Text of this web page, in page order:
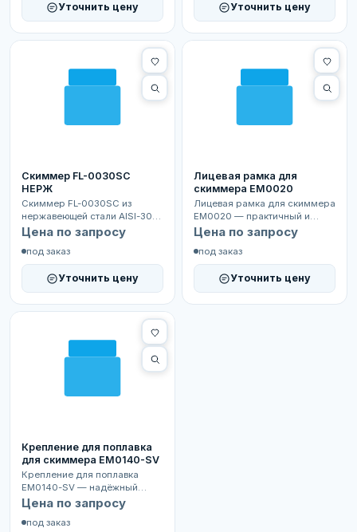
Уточнить цену Уточнить цену
Скиммер FL-0030SC
НЕРЖ
Скиммер FL-0030SC из
нержавеющей стали AISI-304
предназначен для забора
верхнего слоя воды из б...
Цена по запросу
под заказ
Уточнить цену
Лицевая рамка для
скиммера EM0020
Лицевая рамка для скиммера
EM0020 — практичный и
эстетичный элемент для
вашего бассейна. Обеспе...
Цена по запросу
под заказ
Уточнить цену
Крепление для поплавка
для скиммера EM0140-SV
Крепление для поплавка
EM0140-SV — надёжный
элемент скиммера,
обеспечивающий правильное
положен...
Цена по запросу
под заказ